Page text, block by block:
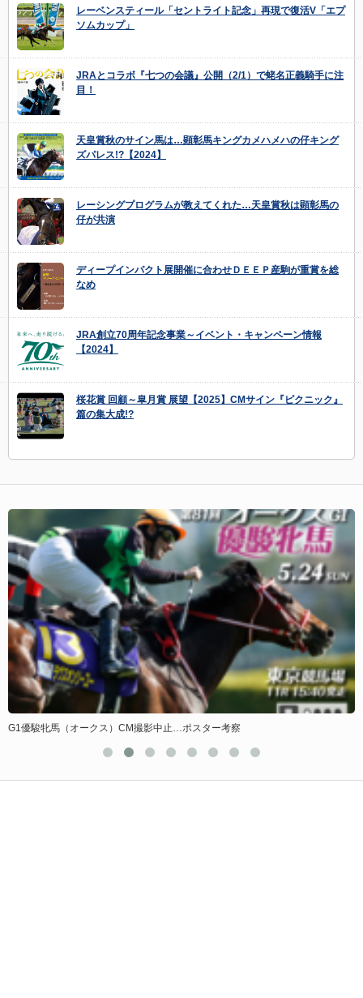
レーベンスティール「セントライト記念」再現で復活V「エプ
ソムカップ」
JRAとコラボ『七つの会議』公開（2/1）で蛯名正義騎手に注
目！
天皇賞秋のサイン馬は…顕彰馬キングカメハメハの仔キング
ズパレス!?【2024】
レーシングプログラムが教えてくれた…天皇賞秋は顕彰馬の
仔が共演
ディープインパクト展開催に合わせＤＥＥＰ産駒が重賞を総
なめ
JRA創立70周年記念事業～イベント・キャンペーン情報
【2024】
桜花賞 回顧～皐月賞 展望【2025】CMサイン『ピクニック』
篇の集大成!?
G1優駿牝馬（オークス）CM撮影中止…ポスター考察